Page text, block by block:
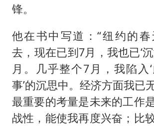
锋。
他在书中写道：“纽约的
去，现在已到7月，我也已‘
月。几乎整个7月，我陷入
事’的沉思中。经济方面我已
最重要的考量是未来的工作
战性，能使我再度兴奋；比